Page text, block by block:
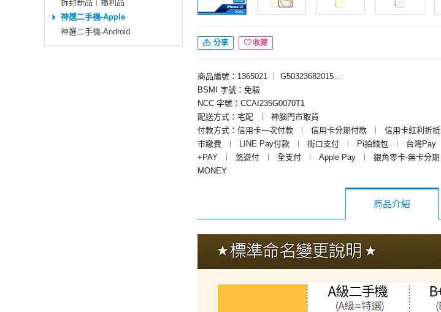
拆封新品｜福利品
神選二手機-Apple
神選二手機-Android
分享 收藏
商品編號：1365021 ︱
BSMI 字號：免驗
NCC 字號：CCAI235G0070T1
配送方式：宅配
︱
神腦門市取貨
付款方式：信用卡一次付款
︱ 信用卡分期付款 ︱ 信用卡紅利折抵
市繳費
︱ LINE Pay付款 ︱ 街口支付 ︱ Pi拍錢包 ︱ 台灣Pay
+PAY
︱ 悠遊付 ︱ 全支付 ︱ Apple Pay ︱ 銀角零卡-無卡分期
MONEY
商品介紹